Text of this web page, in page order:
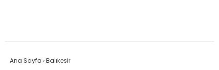
Ana Sayfa ›Balıkesir